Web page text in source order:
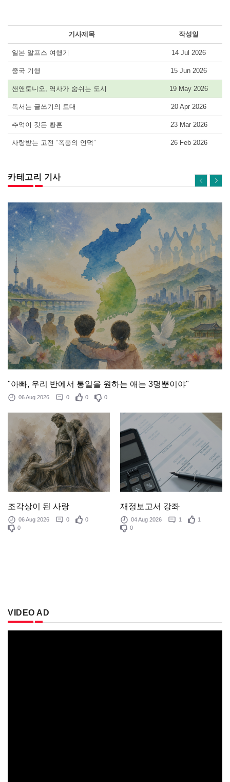
기사제목 작성일
일본 알프스 여행기 14 Jul 2026
중국 기행 15 Jun 2026
샌앤토니오, 역사가 숨쉬는 도시 19 May 2026
독서는 글쓰기의 토대 20 Apr 2026
추억이 깃든 황혼 23 Mar 2026
사랑받는 고전 “폭풍의 언덕” 26 Feb 2026
카테고리 기사
"아빠, 우리 반에서 통일을 원하는 애는 3명뿐이야"
06 Aug 2026 0 0 0
조각상이 된 사랑
06 Aug 2026 0
0
0
재정보고서 강좌
04 Aug 2026 1
1
0
VIDEO AD